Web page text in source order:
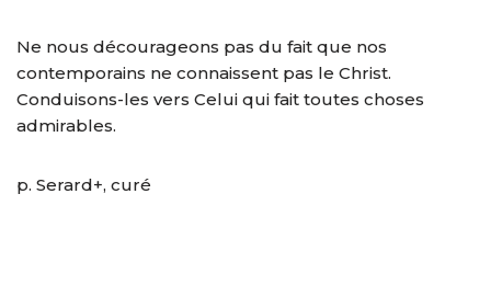
Ne nous décourageons pas du fait que nos
contemporains ne connaissent pas le Christ.
Conduisons-les vers Celui qui fait toutes choses
admirables.
p. Serard+, curé